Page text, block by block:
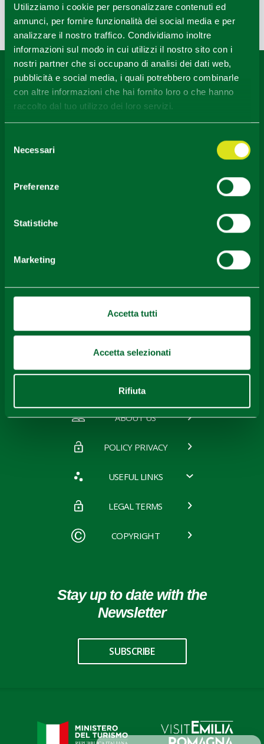
Utilizziamo i cookie per personalizzare contenuti ed
annunci, per fornire funzionalità dei social media e per
analizzare il nostro traffico. Condividiamo inoltre
informazioni sul modo in cui utilizzi il nostro sito con i
nostri partner che si occupano di analisi dei dati web,
pubblicità e social media, i quali potrebbero combinarle
con altre informazioni che hai fornito loro o che hanno
raccolto dal tuo utilizzo dei loro servizi.
delNecessari
Preferenze
Statistiche
Marketing
Accetta tutti
Accetta selezionati
Rifiuta
Last update 03/08/2022
Content owned by the Destination Emilia issued under
CC-BY License
Gallery
Contacts
ABOUT US
POLICY PRIVACY
USEFUL LINKS
LEGAL TERMS
COPYRIGHT
Stay up to date with the
Newsletter
SUBSCRIBE